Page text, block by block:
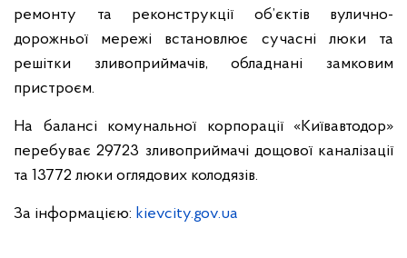
ремонту та реконструкції об’єктів вулично-
дорожньої мережі встановлює сучасні люки та
решітки зливоприймачів, обладнані замковим
пристроєм.
На балансі комунальної корпорації «Київавтодор»
перебуває 29723 зливоприймачі дощової каналізації
та 13772 люки оглядових колодязів.
За інформацією: kievcity.gov.ua